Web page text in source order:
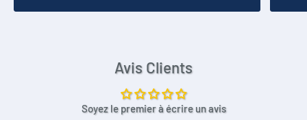
Avis Clients
Soyez le premier à écrire un avis